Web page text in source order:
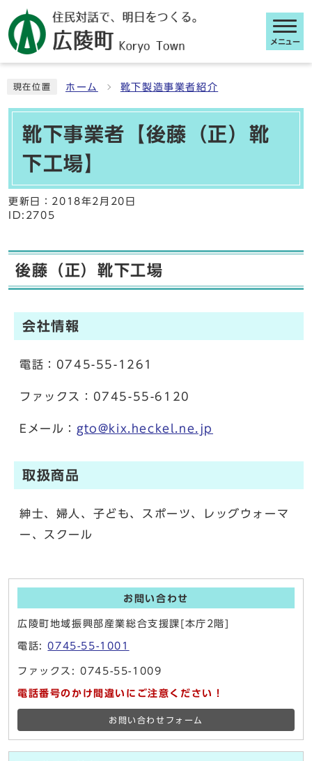
メニュー
現在位置 ホーム 靴下製造事業者紹介
靴下事業者【後藤（正）靴
下工場】
更新日： 2018年2月20日
ID:2705
後藤（正）靴下工場
会社情報
電話：0745-55-1261
ファックス：0745-55-6120
Eメール： gto@kix.heckel.ne.jp
取扱商品
紳士、婦人、子ども、スポーツ、レッグウォーマ
ー、スクール
お問い合わせ
広陵町地域振興部産業総合支援課[本庁2階]
電話:0745-55-1001
ファックス: 0745-55-1009
電話番号のかけ間違いにご注意ください！
お問い合わせフォーム